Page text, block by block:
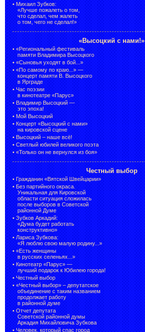
• Михаил Зубков:
«Лучше пожалеть о том,
что сделал, чем жалеть
о том, чего не сделал!»
«Высоцкий с нами!»
• «Региональный фестиваль
памяти Владимира Высоцкого
• «Сыновья уходят в бой...»
• «По самому по краю...» —
концерт памяти В. Высоцкого
в Ярграде
• Час поэзии
в кинотеатре «Парус»
• Владимир Высоцкий —
это эпоха!
• Мой Высоцкий
• Концерт «Высоцкий с нами»
на кировской сцене
• Высоцкий – наше всё!
• Светлый юбилей великого поэта
• «Только он не вернулся из боя»
Честный выбор
• Гражданин «Вятской Швейцарии»
• Без партийного окраса.
Уникальная для Кировской
области ситуация сложилась
после выборов в Советской
районной Думе
• Зубков Аркадий:
«Дума будет работать
конструктивно»
• Лариса Зубкова:
«Я люблю свою малую родину...»
• «Есть женщины
в русских селеньях...»
• Кинотеатр «Парус» —
лучший подарок к Юбилею города!
• Честный выбор
• «Честный выбор» – депутатское
объединение с таким названием
продолжает работу
в районной думе
• Отчет депутата
Советской районной думы
Аркадия Михайловича Зубкова
• Человек, который спас город